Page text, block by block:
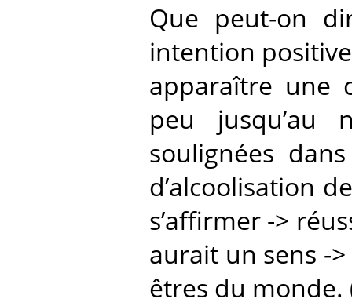
Que peut-on
intention
apparaître une
peu jusqu’au
soulignées
d’alcoolisation
s’affirmer ->
aurait un sens -
êtres du monde.